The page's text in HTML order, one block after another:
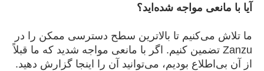
آیا با مانعی مواجه شده‌اید؟
ما تلاش می‌کنیم تا بالاترین سطح دسترسی ممکن را در
Zanzu تضمین کنیم. اگر با مانعی مواجه شدید که ما قبلاً
از آن بی‌اطلاع بودیم، می‌توانید آن را اینجا گزارش دهید.